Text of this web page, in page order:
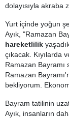
dolayısıyla akraba
Yurt içinde yoğun
Ayık, "Ramazan
hareketlilik
çıkacak.
Ramazan
Ramazan
bekliyorum.
Bayram tatilinin
Ayık, insanların